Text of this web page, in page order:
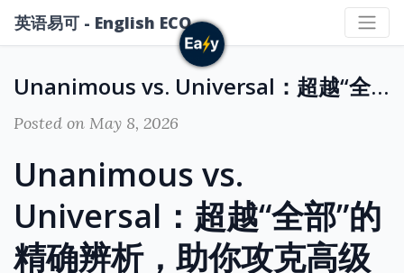
英语易可 - English ECO
Unanimous vs. Universal：超越“全部”的精确辨析，助你攻克高级英语！
Posted on May 8, 2026
Unanimous vs.
Universal：超越“全部”的
精确辨析，助你攻克高级